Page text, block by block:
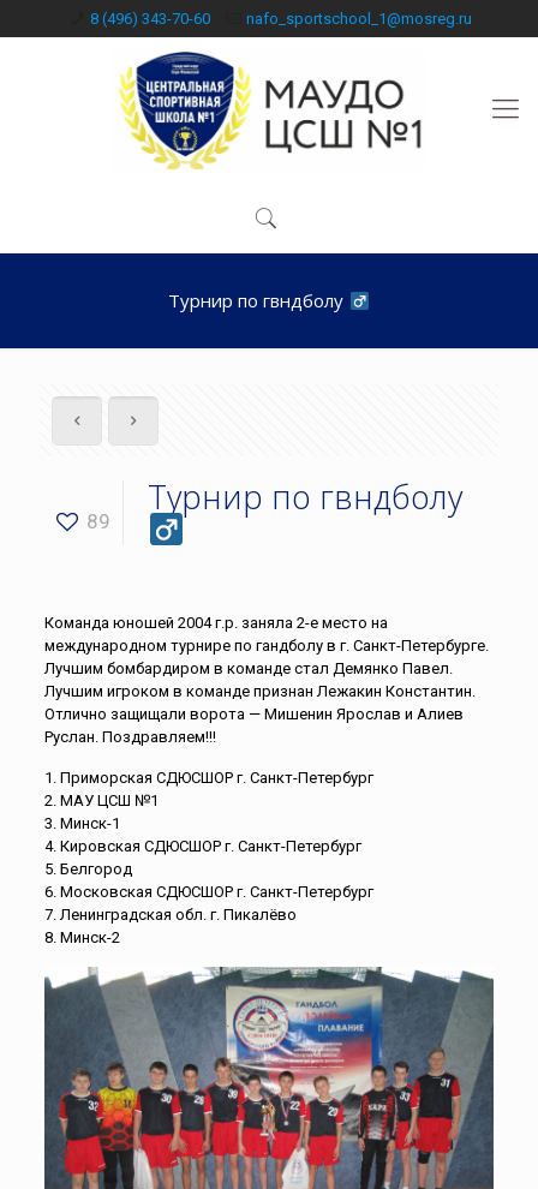
8 (496) 343-70-60 nafo_sportschool_1@mosreg.ru
Турнир по гвндболу ‍
89
Турнир по гвндболу ‍
Команда юношей 2004 г.р. заняла 2-е место на
международном турнире по гандболу в г. Санкт-Петербурге.
Лучшим бомбардиром в команде стал Демянко Павел.
Лучшим игроком в команде признан Лежакин Константин.
Отлично защищали ворота — Мишенин Ярослав и Алиев
Руслан. Поздравляем!!!
1. Приморская СДЮСШОР г. Санкт-Петербург
2. МАУ ЦСШ №1
3. Минск-1
4. Кировская СДЮСШОР г. Санкт-Петербург
5. Белгород
6. Московская СДЮСШОР г. Санкт-Петербург
7. Ленинградская обл. г. Пикалёво
8. Минск-2